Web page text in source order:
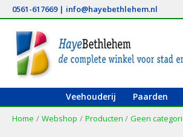
naar
inhoud
0561-617669| info@hayebethlehem.nl
Veehouderij Paarden
Home Webshop Producten Geen